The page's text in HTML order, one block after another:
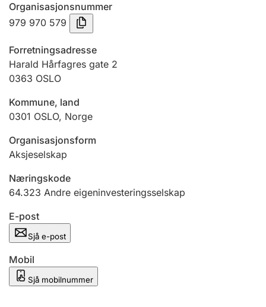
Tinglysing
Jeger
Ektepaktrettleiaren
Andre tema
Organisasjonsnummer
979 970 579
Forretningsadresse
Harald Hårfagres gate 2
0363 OSLO
Kommune, land
0301 OSLO, Norge
Organisasjonsform
Aksjeselskap
Næringskode
64.323 Andre eigeninvesteringsselskap
E-post
Sjå e-post
Mobil
Sjå mobilnummer